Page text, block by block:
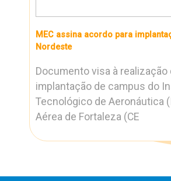
MEC assina acordo para
Nordeste
Documento visa à realização
implantação de campus do
Tecnológico de Aeronáutica
Aérea de Fortaleza (CE